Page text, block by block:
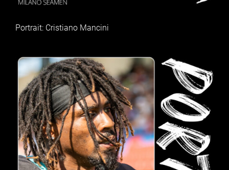
Portrait: Cristiano Mancini